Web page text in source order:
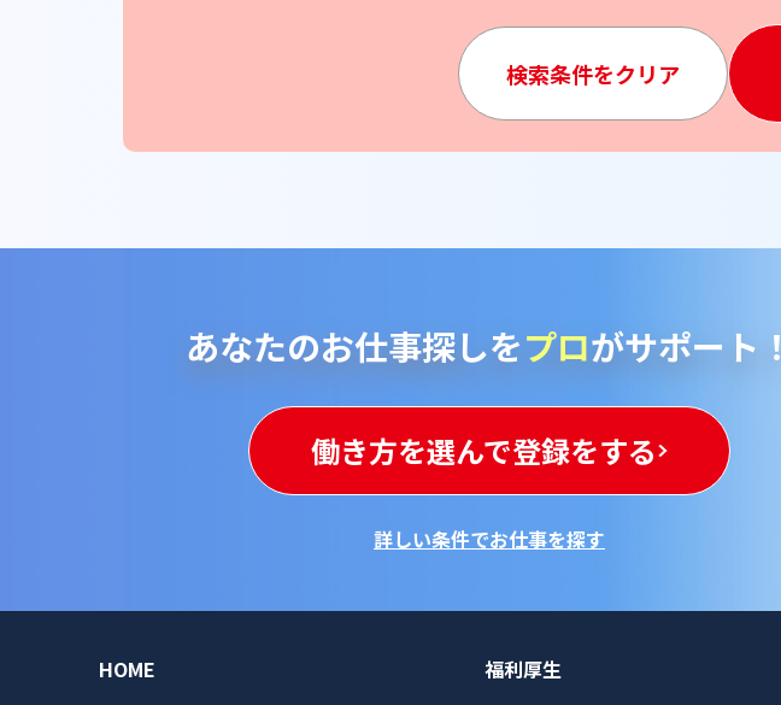
検索条件をクリア
あなたのお仕事探しをプロがサポート！
働き方を選んで登録をする
詳しい条件でお仕事を探す
HOME 福利厚生